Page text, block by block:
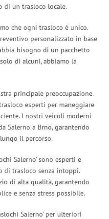
di un trasloco locale.
che ogni trasloco è unico.
personalizzato in base
bisogno di un pacchetto
di alcuni, abbiamo la
principale preoccupazione.
esperti per maneggiare
I nostri veicoli moderni
Salerno a Brno, garantendo
il percorso.
Salerno’ sono esperti e
di trasloco senza intoppi.
di alta qualità, garantendo
e senza stress possibile.
Salerno’ per ulteriori